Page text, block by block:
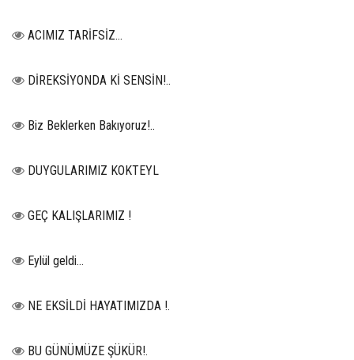
ACIMIZ TARİFSİZ…
DİREKSİYONDA Kİ SENSİN!..
Biz Beklerken Bakıyoruz!..
DUYGULARIMIZ KOKTEYL
GEÇ KALIŞLARIMIZ !
Eylül geldi…
NE EKSİLDİ HAYATIMIZDA !.
BU GÜNÜMÜZE ŞÜKÜR!.